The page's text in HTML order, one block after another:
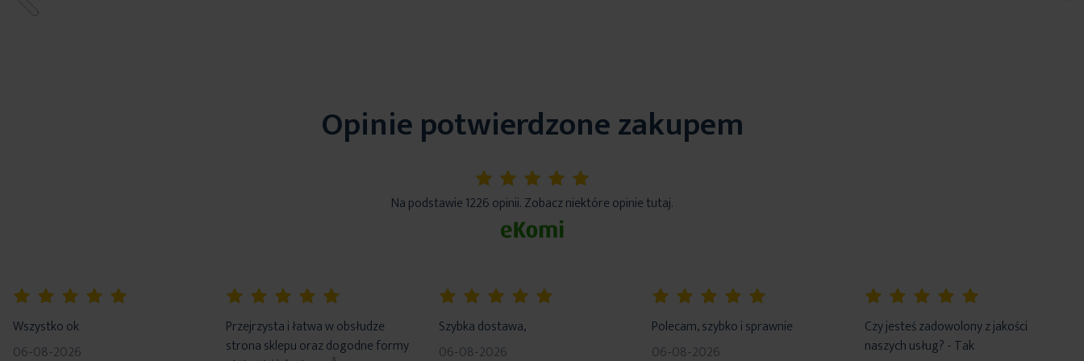
Opinie potwierdzone zakupem
5%
Na podstawie 1226 opinii. Zobacz niektóre opinie tutaj.
Wszystko ok
06-08-2026
Przejrzysta i łatwa w obsłudze
strona sklepu oraz dogodne formy
Szybka dostawa,
06-08-2026
Polecam, szybko i sprawnie
06-08-2026
Czy jesteś zadowolony z jakości
naszych usług? - Tak